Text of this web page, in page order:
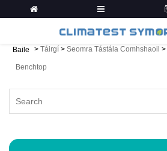
Baile > Táirgí > Seomra Tástála Comhshaoil >
Benchtop